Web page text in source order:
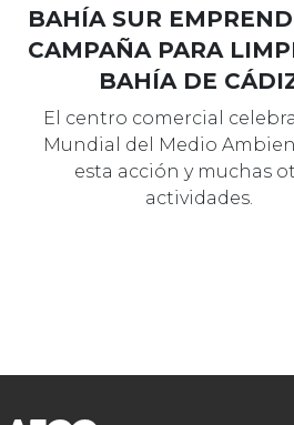
BAHÍA SUR
CAMPAÑA PARA
BAHÍA DE
El centro comercial
Mundial del Medio
esta acción y muchas
actividades.